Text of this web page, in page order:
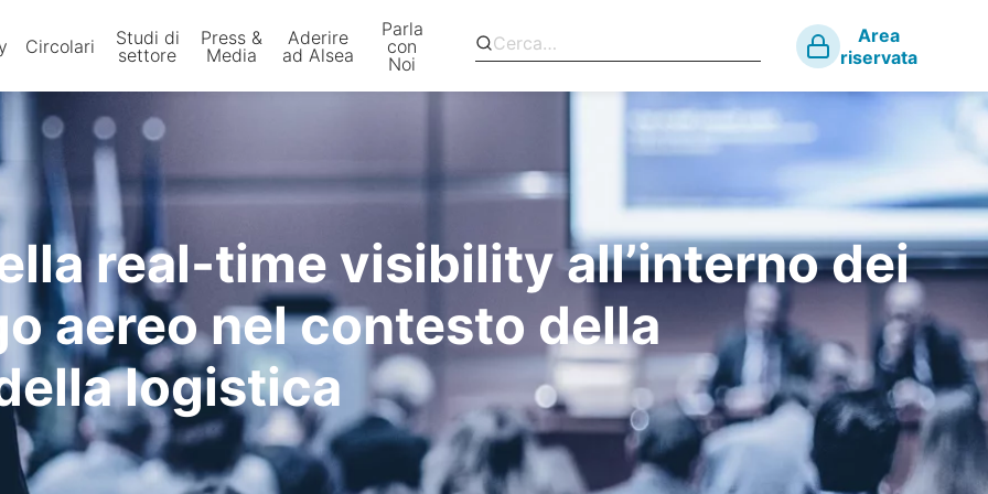
Circolari
Studi di
settore
Press &
Media
Aderire
ad Alsea
Parla
con
Noi
Area
riservata
real-time visibility all’interno dei
aereo nel contesto della
logistica